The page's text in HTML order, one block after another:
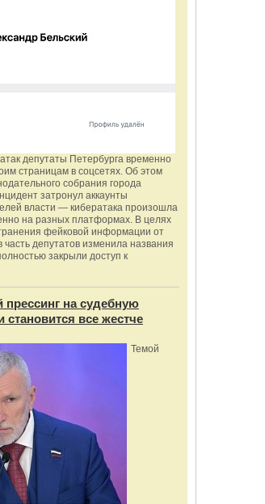
депутаты Петербурга временно
страницам в соцсетях. Об этом
собрания города
затронул аккаунты
власти — кибератака произошла
на разных платформах. В целях
фейковой информации от
депутатов изменила названия
закрыли доступ к
на судебную
все жестче
Темой